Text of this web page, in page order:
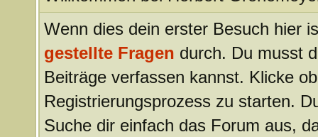
Wenn dies dein erster Besuch hier
gestellte Fragen durch. Du musst
Beiträge verfassen kannst. Klicke
Registrierungsprozess zu starten.
Suche dir einfach das Forum aus,